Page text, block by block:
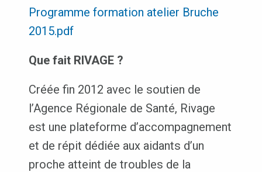
Programme formation atelier Bruche
2015.pdf
Que fait RIVAGE ?
Créée fin 2012 avec le soutien de
l’Agence Régionale de Santé, Rivage
est une plateforme d’accompagnement
et de répit dédiée aux aidants d’un
proche atteint de troubles de la